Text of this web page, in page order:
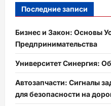
Последние записи
Бизнес и Закон: Основы
Предпринимательства
Университет Синергия:
Автозапчасти: Сигналы
для безопасности на